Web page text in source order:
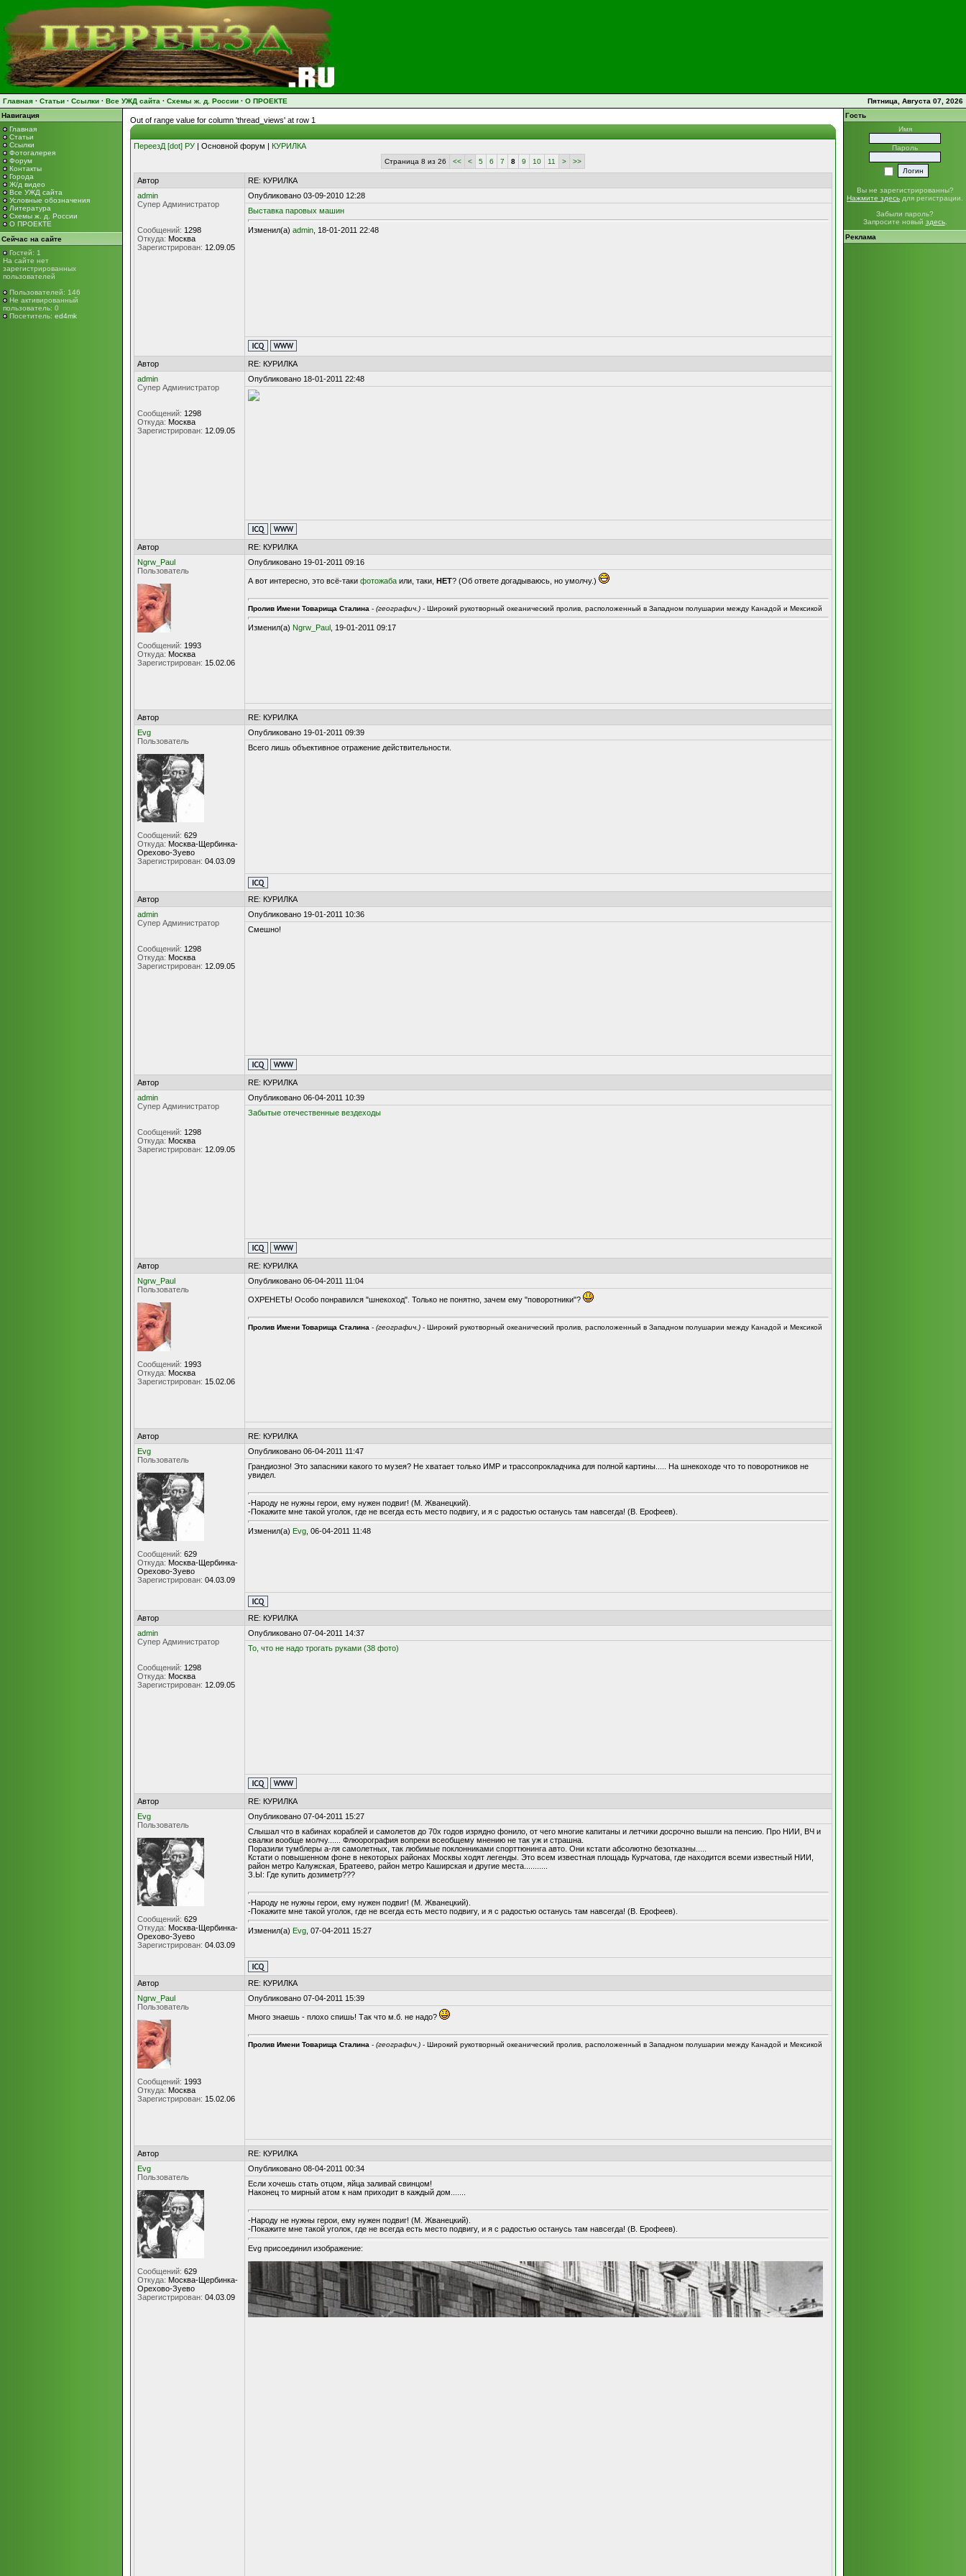
Главная · Статьи · Ссылки · Все УЖД сайта · Схемы ж. д. России · О ПРОЕКТЕ
Пятница, Августа 07, 2026
Навигация
Главная
Статьи
Ссылки
Фотогалерея
Форум
Контакты
Города
Ж/д видео
Все УЖД сайта
Условные обозначения
Литература
Схемы ж. д. России
О ПРОЕКТЕ
Сейчас на сайте
Гостей: 1
На сайте нет
зарегистрированных
пользователей
Пользователей: 146
Не активированный
пользователь: 0
Посетитель: ed4mk
Out of range value for column 'thread_views' at row 1
ПереезД [dot] РУ | Основной форум | КУРИЛКА
Страница 8 из 26 << < 5 6 7 8 9 10 11 > >>
Автор
RE: КУРИЛКА
admin
Супер Администратор
Сообщений: 1298
Откуда: Москва
Зарегистрирован: 12.09.05
Опубликовано 03-09-2010 12:28
Выставка паровых машин
Изменил(а) admin , 18-01-2011 22:48
Автор
RE: КУРИЛКА
admin
Супер Администратор
Сообщений: 1298
Откуда: Москва
Зарегистрирован: 12.09.05
Опубликовано 18-01-2011 22:48
Автор
RE: КУРИЛКА
Ngrw_Paul
Пользователь
Сообщений: 1993
Откуда: Москва
Зарегистрирован: 15.02.06
Опубликовано 19-01-2011 09:16
А вот интересно, это всё-таки фотожаба или, таки, НЕТ? (Об ответе догадываюсь, но умолчу.)
Пролив Имени Товарища Сталина - (географич.) - Широкий рукотворный океанический пролив, расположенный в Западном полушарии между Канадой и Мексикой
Изменил(а) Ngrw_Paul , 19-01-2011 09:17
Автор
RE: КУРИЛКА
Evg
Пользователь
Сообщений: 629
Откуда: Москва-Щербинка-
Орехово-Зуево
Зарегистрирован: 04.03.09
Опубликовано 19-01-2011 09:39
Всего лишь объективное отражение действительности.
Автор
RE: КУРИЛКА
admin
Супер Администратор
Сообщений: 1298
Откуда: Москва
Зарегистрирован: 12.09.05
Опубликовано 19-01-2011 10:36
Смешно!
Автор
RE: КУРИЛКА
admin
Супер Администратор
Сообщений: 1298
Откуда: Москва
Зарегистрирован: 12.09.05
Опубликовано 06-04-2011 10:39
Забытые отечественные вездеходы
Автор
RE: КУРИЛКА
Ngrw_Paul
Пользователь
Сообщений: 1993
Откуда: Москва
Зарегистрирован: 15.02.06
Опубликовано 06-04-2011 11:04
ОХРЕНЕТЬ! Особо понравился "шнекоход". Только не понятно, зачем ему "поворотники"?
Пролив Имени Товарища Сталина - (географич.) - Широкий рукотворный океанический пролив, расположенный в Западном полушарии между Канадой и Мексикой
Автор
RE: КУРИЛКА
Evg
Пользователь
Сообщений: 629
Откуда: Москва-Щербинка-
Орехово-Зуево
Зарегистрирован: 04.03.09
Опубликовано 06-04-2011 11:47
Грандиозно! Это запасники какого то музея? Не хватает только ИМР и трассопрокладчика для полной картины..... На шнекоходе что то поворотников не
увидел.
-Народу не нужны герои, ему нужен подвиг! (М. Жванецкий).
-Покажите мне такой уголок, где не всегда есть место подвигу, и я с радостью останусь там навсегда! (В. Ерофеев).
Изменил(а) Evg , 06-04-2011 11:48
Автор
RE: КУРИЛКА
admin
Супер Администратор
Сообщений: 1298
Откуда: Москва
Зарегистрирован: 12.09.05
Опубликовано 07-04-2011 14:37
То, что не надо трогать руками (38 фото)
Автор
RE: КУРИЛКА
Evg
Пользователь
Сообщений: 629
Откуда: Москва-Щербинка-
Орехово-Зуево
Зарегистрирован: 04.03.09
Опубликовано 07-04-2011 15:27
Слышал что в кабинах кораблей и самолетов до 70х годов изрядно фонило, от чего многие капитаны и летчики досрочно вышли на пенсию. Про НИИ, ВЧ и
свалки вообще молчу...... Флюорография вопреки всеобщему мнению не так уж и страшна.
Поразили тумблеры а-ля самолетных, так любимые поклонниками спорттюнинга авто. Они кстати абсолютно безотказны.....
Кстати о повышенном фоне в некоторых районах Москвы ходят легенды. Это всем известная площадь Курчатова, где находится всеми известный НИИ,
район метро Калужская, Братеево, район метро Каширская и другие места...........
З.Ы: Где купить дозиметр???
-Народу не нужны герои, ему нужен подвиг! (М. Жванецкий).
-Покажите мне такой уголок, где не всегда есть место подвигу, и я с радостью останусь там навсегда! (В. Ерофеев).
Изменил(а) Evg , 07-04-2011 15:27
Автор
RE: КУРИЛКА
Ngrw_Paul
Пользователь
Сообщений: 1993
Откуда: Москва
Зарегистрирован: 15.02.06
Опубликовано 07-04-2011 15:39
Много знаешь - плохо спишь! Так что м.б. не надо?
Пролив Имени Товарища Сталина - (географич.) - Широкий рукотворный океанический пролив, расположенный в Западном полушарии между Канадой и Мексикой
Автор
RE: КУРИЛКА
Evg
Пользователь
Сообщений: 629
Откуда: Москва-Щербинка-
Орехово-Зуево
Зарегистрирован: 04.03.09
Опубликовано 08-04-2011 00:34
Если хочешь стать отцом, яйца заливай свинцом!
Наконец то мирный атом к нам приходит в каждый дом.......
-Народу не нужны герои, ему нужен подвиг! (М. Жванецкий).
-Покажите мне такой уголок, где не всегда есть место подвигу, и я с радостью останусь там навсегда! (В. Ерофеев).
Evg присоединил изображение:
Гость
Имя
Пароль
Вы не зарегистрированны?
Нажмите здесь для регистрации.
Забыли пароль?
Запросите новый здесь.
Реклама